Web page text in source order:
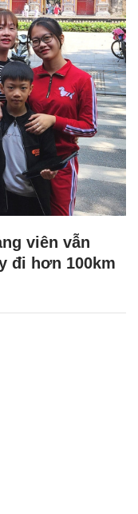
viên vẫn
đi hơn 100km